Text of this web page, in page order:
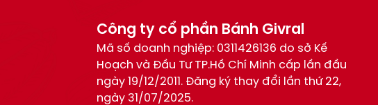
Công ty cổ phần Bánh Givral
Mã số doanh nghiệp: 0311426136 do sở Kế
Hoạch và Đầu Tư TP.Hồ Chí Minh cấp lần đầu
ngày 19/12/2011. Đăng ký thay đổi lần thứ 22,
ngày 31/07/2025.